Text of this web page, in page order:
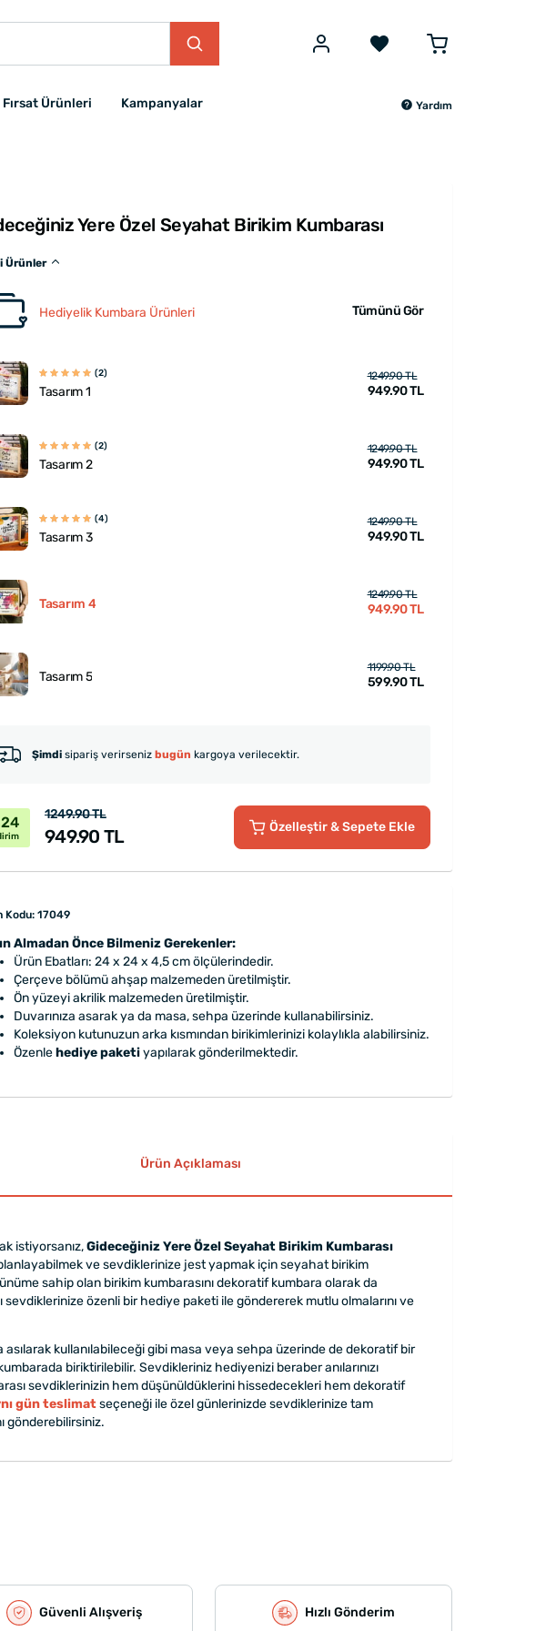
Fırsat Ürünleri Kampanyalar Yardım
Yere Özel Seyahat Birikim Kumbarası
Ürünler
Hediyelik Kumbara Ürünleri Tümünü Gör
(2)
Tasarım 1
1249.90 TL
949.90 TL
(2)
Tasarım 2
1249.90 TL
949.90 TL
(4)
Tasarım 3
1249.90 TL
949.90 TL
Tasarım 4
1249.90 TL
949.90 TL
Tasarım 5
1199.90 TL
599.90 TL
Şimdi sipariş verirseniz bugün kargoya verilecektir.
1249.90 TL
949.90 TL Özelleştir& Sepete Ekle
Kodu: 17049
Almadan Önce Bilmeniz Gerekenler:
Ürün Ebatları: 24 x 24 x 4,5 cm ölçülerindedir.
Çerçeve bölümü ahşap malzemeden üretilmiştir.
Ön yüzeyi akrilik malzemeden üretilmiştir.
Duvarınıza asarak ya da masa, sehpa üzerinde kullanabilirsiniz.
Koleksiyon kutunuzun arka kısmından birikimlerinizi kolaylıkla alabilirsiniz.
Özenlehediye paketiyapılarak gönderilmektedir.
Ürün Açıklaması
istiyorsanız,Gideceğiniz Yere Özel Seyahat Birikim Kumbarası
ve sevdiklerinize jest yapmak için seyahat birikim
sahip olan birikim kumbarasını dekoratif kumbara olarak da
sevdiklerinize özenli bir hediye paketi ile göndererek mutlu olmalarını ve
kullanılabileceği gibi masa veya sehpa üzerinde de dekoratif bir
biriktirilebilir. Sevdikleriniz hediyenizi beraber anılarınızı
sevdiklerinizin hem düşünüldüklerini hissedecekleri hem dekoratif
gün teslimatseçeneği ile özel günlerinizde sevdiklerinize tam
gönderebilirsiniz.
Güvenli Alışveriş Hızlı Gönderim